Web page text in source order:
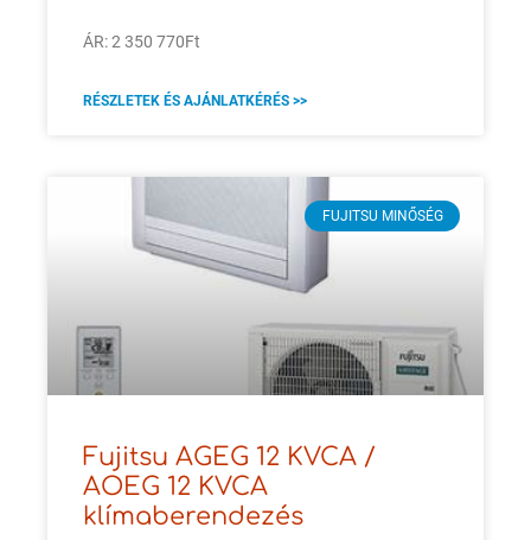
ÁR: 2 350 770Ft
RÉSZLETEK ÉS AJÁNLATKÉRÉS >>
FUJITSU MINŐSÉG
Fujitsu AGEG 12 KVCA /
AOEG 12 KVCA
klímaberendezés